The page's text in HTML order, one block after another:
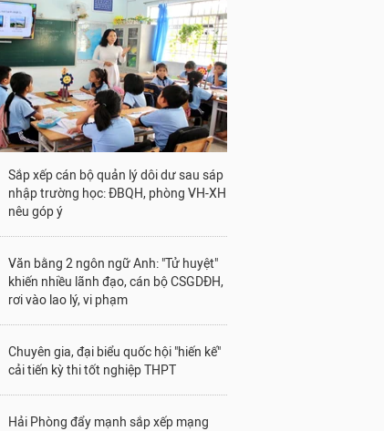
Sắp xếp cán bộ quản lý dôi dư sau sáp
nhập trường học: ĐBQH, phòng VH-XH
nêu góp ý
Văn bằng 2 ngôn ngữ Anh: "Tử huyệt"
khiến nhiều lãnh đạo, cán bộ CSGDĐH,
rơi vào lao lý, vi phạm
Chuyên gia, đại biểu quốc hội "hiến kế"
cải tiến kỳ thi tốt nghiệp THPT
Hải Phòng đẩy mạnh sắp xếp mạng